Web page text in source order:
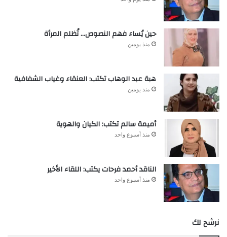
حين يُساء فهم النصوص… تُظلم المرأة
منذ يومين
هبة عبد الوهاب تكتب: العنقاء وغياب الشفافية
منذ يومين
أميمة سالم تكتب: الكيان والهوية
منذ أسبوع واحد
الناقد أحمد فرحات يكتب: اللقاء الأخير
منذ أسبوع واحد
نرشح لك